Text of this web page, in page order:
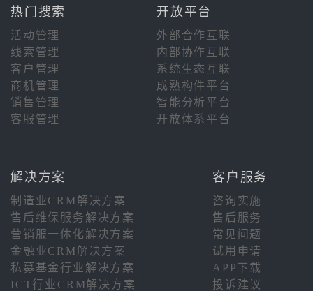
热门搜索 开放平台
活动管理
外部合作互联
线索管理
内部协作互联
客户管理
系统生态互联
商机管理
成熟构件平台
销售管理
智能分析平台
客服管理
开放体系平台
解决方案 客户服务
制造业CRM解决方案
咨询实施
售后维保服务解决方案
售后服务
营销服一体化解决方案
常见问题
金融业CRM解决方案
试用申请
私募基金行业解决方案
APP下载
ICT行业CRM解决方案
投诉建议